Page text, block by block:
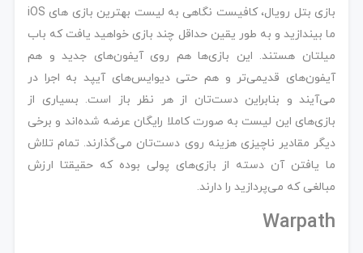
بازی بتل رویال، کافیست نگاهی به لیست بهترین بازی های iOS
ما بیندازید و به طور یقین حداقل چند بازی خواهید یافت که باب
میلتان هستند. این بازی‌ها هم روی آیفون‌های جدید و هم
آیفون‌های قدیمی‌تر و هم حتی دیوایس‌های آیپد به اجرا در
می‌آیند و بنابراین دست‌تان از هر نظر باز است. بسیاری از
بازی‌های این لیست به صورت کاملا رایگان عرضه شده‌اند و برخی
دیگر مقادیر ناچیزی هزینه روی دست‌تان می‌گذارند. تمام تلاش
ما یافتن آن دسته از بازی‌های پولی بوده که حقیقتا ارزش
مبالغی که می‌پردازید را دارند.
Warpath